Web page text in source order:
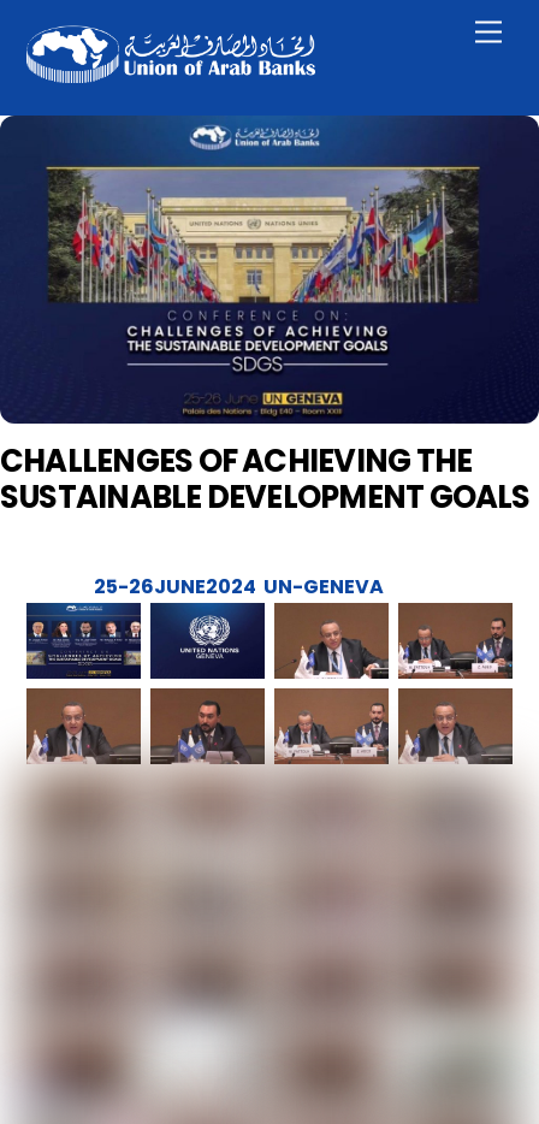
content
CHALLENGES OF ACHIEVING THE
SUSTAINABLE DEVELOPMENT GOALS
25-26JUNE2024 UN-GENEVA